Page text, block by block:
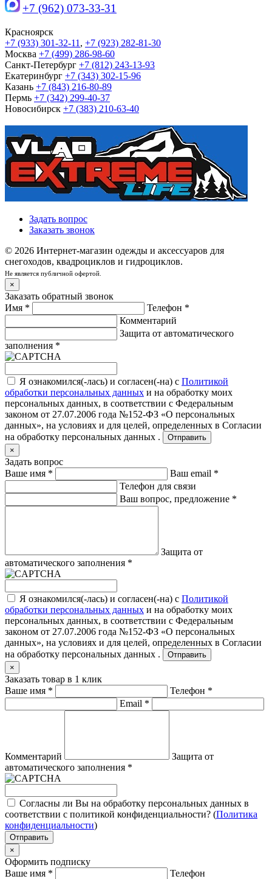
+7 (962) 073-33-31
Красноярск
+7 (933) 301-32-11 , +7 (923) 282-81-30
Москва +7 (499) 286-98-60
Санкт-Петербург +7 (812) 243-13-93
Екатеринбург +7 (343) 302-15-96
Казань +7 (843) 216-80-89
Пермь +7 (342) 299-40-37
Новосибирск +7 (383) 210-63-40
Задать вопрос
Заказать звонок
© 2026 Интернет-магазин одежды и аксессуаров для
снегоходов, квадроциклов и гидроциклов.
Не является публичной офертой.
×
Заказать обратный звонок
Имя * Телефон *
Комментарий
Защита от автоматического
заполнения *
Я ознакомился(-лась) и согласен(-на) с Политикой
обработки персональных данных и на обработку моих
персональных данных, в соответствии с Федеральным
законом от 27.07.2006 года №152-ФЗ «О персональных
данных», на условиях и для целей, определенных в Согласии
на обработку персональных данных .
Отправить
×
Задать вопрос
Ваше имя * Ваш email *
Телефон для связи
Ваш вопрос, предложение *
Защита от
автоматического заполнения *
Я ознакомился(-лась) и согласен(-на) с Политикой
обработки персональных данных и на обработку моих
персональных данных, в соответствии с Федеральным
законом от 27.07.2006 года №152-ФЗ «О персональных
данных», на условиях и для целей, определенных в Согласии
на обработку персональных данных .
Отправить
×
Заказать товар в 1 клик
Ваше имя * Телефон *
Email *
Комментарий
Защита от
автоматического заполнения *
Согласны ли Вы на обработку персональных данных в
соответствии с политикой конфиденциальности? (Политика
конфиденциальности)
Отправить
×
Оформить подписку
Ваше имя *
Телефон